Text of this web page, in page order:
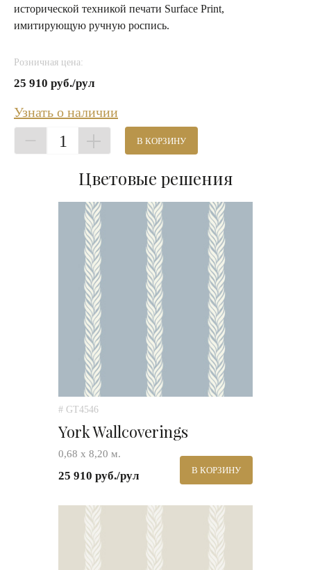
исторической техникой печати Surface Print,
имитирующую ручную роспись.
Розничная цена:
25 910 руб./рул
Узнать о наличии
1 В КОРЗИНУ
Цветовые решения
# GT4546
York Wallcoverings
0,68 х 8,20 м.
25 910 руб./рул В КОРЗИНУ